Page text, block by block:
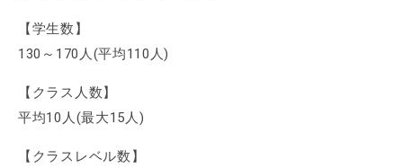
【学生数】
130～170人(平均110人)
【クラス人数】
平均10人(最大15人)
【クラスレベル数】